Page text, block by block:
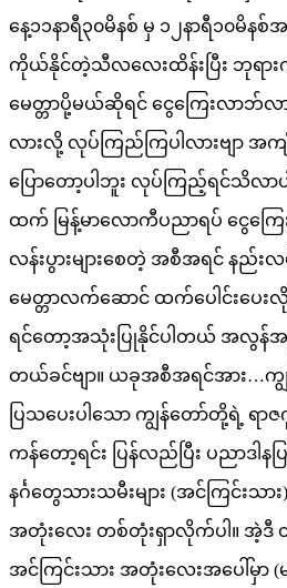
နေ့၁၁နာရီ၃၀မိနစ် မှ ၁၂နာရီ၁၀မိန
ကိုယ်နိုင်တဲ့သီလလေးထိန်းပြီး ဘုရား
မေတ္တာပို့မယ်ဆိုရင် ငွေကြေးလာဘ်
လားလို့ လုပ်ကြည်ကြပါလားဗျာ အက
ပြောတော့ပါဘူး လုပ်ကြည့်ရင်သိလာ
ထက် မြန့်မာလောကီပညာရပ် ငွေက
လန်းပွားများစေတဲ့ အစီအရင် နည်း
မေတ္တာလက်ဆောင် ထက်ပေါင်းပေ
ရင်တော့အသုံးပြုနိုင်ပါတယ် အလွန်
တယ်ခင်ဗျာ။ ယခုအစီအရင်အား…က
ပြသပေးပါသော ကျွန်တော်တို့ရဲ့ ရာ
ကန်တော့ရင်း ပြန်လည်ပြီး ပညာဒါ
နင်္ဂတွေသားသမီးများ (အင်ကြင်
အတုံးလေး တစ်တုံးရှာလိုက်ပါ။
အင်ကြင်းသား အတုံးလေးအပေါ်မှာ